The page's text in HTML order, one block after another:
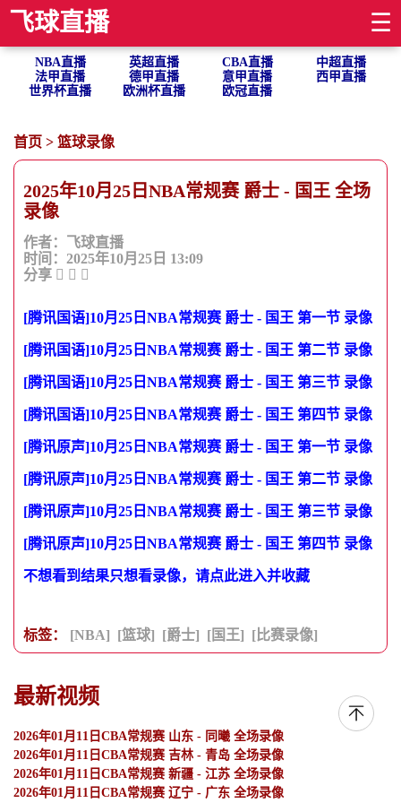
飞球直播 ☰
NBA直播 英超直播 CBA直播
中超直播
法甲直播
德甲直播 意甲直播
西甲直播
世界杯直播
欧洲杯直播 欧冠直播
首页 > 篮球录像
2025年10月25日NBA常规赛 爵士 - 国王 全场
录像
作者：飞球直播
时间：2025年10月25日 13:09
分享
[腾讯国语]10月25日NBA常规赛 爵士 - 国王 第一节 录像
[腾讯国语]10月25日NBA常规赛 爵士 - 国王 第二节 录像
[腾讯国语]10月25日NBA常规赛 爵士 - 国王 第三节 录像
[腾讯国语]10月25日NBA常规赛 爵士 - 国王 第四节 录像
[腾讯原声]10月25日NBA常规赛 爵士 - 国王 第一节 录像
[腾讯原声]10月25日NBA常规赛 爵士 - 国王 第二节 录像
[腾讯原声]10月25日NBA常规赛 爵士 - 国王 第三节 录像
[腾讯原声]10月25日NBA常规赛 爵士 - 国王 第四节 录像
不想看到结果只想看录像，请点此进入并收藏
标签： [NBA] [篮球] [爵士] [国王] [比赛录像]
最新视频
2026年01月11日CBA常规赛 山东 - 同曦 全场录像
2026年01月11日CBA常规赛 吉林 - 青岛 全场录像
2026年01月11日CBA常规赛 新疆 - 江苏 全场录像
2026年01月11日CBA常规赛 辽宁 - 广东 全场录像